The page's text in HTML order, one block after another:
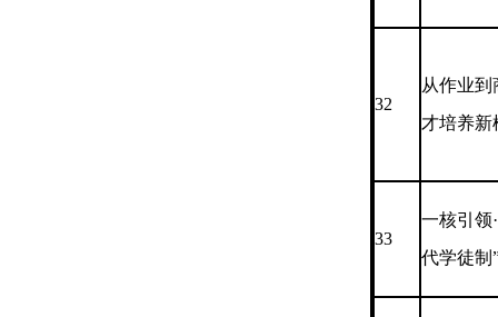
32
从作业
才培养
33
一核引领
代学徒制